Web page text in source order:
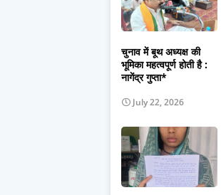
चुनाव में बूथ अध्यक्ष की
भूमिका महत्वपूर्ण होती है :
नागेंद्र गुप्ता*
July 22, 2026